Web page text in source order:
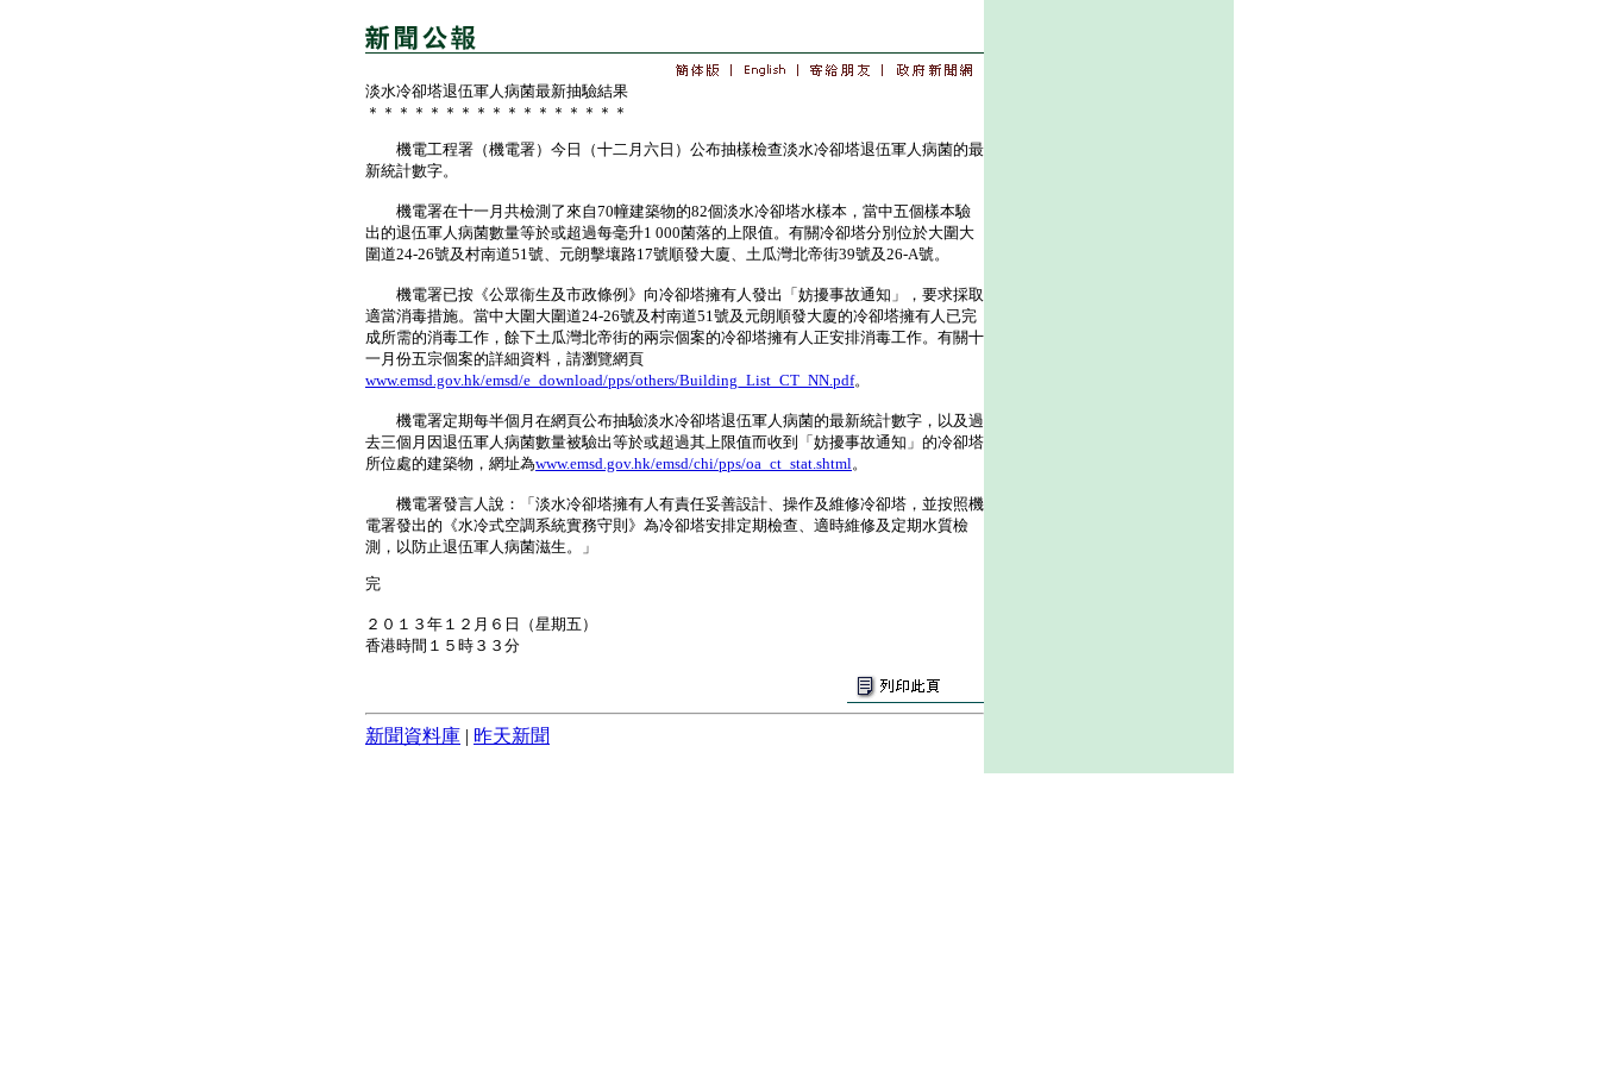
淡水冷卻塔退伍軍人病菌最新抽驗結果
＊＊＊＊＊＊＊＊＊＊＊＊＊＊＊＊＊
機電工程署（機電署）今日（十二月六日）公布抽樣檢查淡水冷卻塔退伍軍人病菌的最
新統計數字。
機電署在十一月共檢測了來自70幢建築物的82個淡水冷卻塔水樣本，當中五個樣本驗
出的退伍軍人病菌數量等於或超過每毫升1 000菌落的上限值。有關冷卻塔分別位於大圍大
圍道24-26號及村南道51號、元朗擊壤路17號順發大廈、土瓜灣北帝街39號及26-A號。
機電署已按《公眾衞生及市政條例》向冷卻塔擁有人發出「妨擾事故通知」，要求採取
適當消毒措施。當中大圍大圍道24-26號及村南道51號及元朗順發大廈的冷卻塔擁有人已完
成所需的消毒工作，餘下土瓜灣北帝街的兩宗個案的冷卻塔擁有人正安排消毒工作。有關十
一月份五宗個案的詳細資料，請瀏覽網頁
www.emsd.gov.hk/emsd/e_download/pps/others/Building_List_CT_NN.pdf。
機電署定期每半個月在網頁公布抽驗淡水冷卻塔退伍軍人病菌的最新統計數字，以及過
去三個月因退伍軍人病菌數量被驗出等於或超過其上限值而收到「妨擾事故通知」的冷卻塔
所位處的建築物，網址為www.emsd.gov.hk/emsd/chi/pps/oa_ct_stat.shtml。
機電署發言人說：「淡水冷卻塔擁有人有責任妥善設計、操作及維修冷卻塔，並按照機
電署發出的《水冷式空調系統實務守則》為冷卻塔安排定期檢查、適時維修及定期水質檢
測，以防止退伍軍人病菌滋生。」
完
２０１３年１２月６日（星期五）
香港時間１５時３３分
新聞資料庫 | 昨天新聞